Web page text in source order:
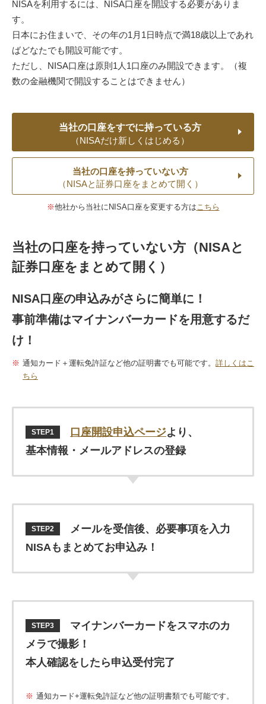
NISAを利用するには、NISA口座を開設する必要がありま
す。
日本にお住まいで、その年の1月1日時点で満18歳以上であれ
ばどなたでも開設可能です。
ただし、NISA口座は原則1人1口座のみ開設できます。（複
数の金融機関で開設することはできません）
当社の口座をすでに持っている方
（NISAだけ新しくはじめる）
当社の口座を持っていない方
（NISAと証券口座をまとめて開く）
他社から当社にNISA口座を変更する方は こちら
当社の口座を持っていない方（NISAと
証券口座をまとめて開く）
NISA口座の申込みがさらに簡単に！
事前準備はマイナンバーカードを用意するだ
け！
通知カード＋運転免許証など他の証明書でも可能です。 詳しくはこ
ちら
STEP1 口座開設申込ページより、
基本情報・メールアドレスの登録
STEP2
メールを受信後、必要事項を入力
NISAもまとめてお申込み！
STEP3
マイナンバーカードをスマホのカ
メラで撮影！
本人確認をしたら申込受付完了
通知カード+運転免許証など他の証明書類でも可能です。